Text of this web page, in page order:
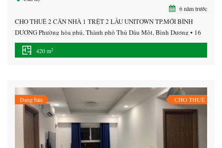
6 năm trước
CHO THUÊ 2 CĂN NHÀ 1 TRỆT 2 LẦU UNITOWN TP.MỚI BÌNH
DƯƠNG Phường hòa phú, Thành phố Thủ Dầu Một, Bình Dương • 16
triệu/ tháng/ căn • Diện tích sàn: 420 m² • Vị trí : trung tâm thành phố
mới bình dương. • Nhà 1 trệt 2 lầu 1 sân thượng, • […]
420 m2
Đang bán CHO THUÊ